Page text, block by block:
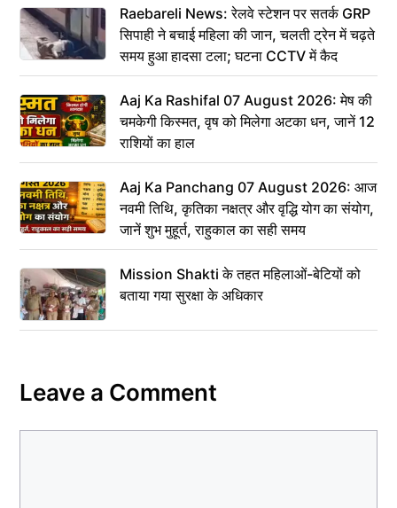
Raebareli News: रेलवे स्टेशन पर सतर्क GRP
सिपाही ने बचाई महिला की जान, चलती ट्रेन में चढ़ते
समय हुआ हादसा टला; घटना CCTV में कैद
Aaj Ka Rashifal 07 August 2026: मेष की
चमकेगी किस्मत, वृष को मिलेगा अटका धन, जानें 12
राशियों का हाल
Aaj Ka Panchang 07 August 2026: आज
नवमी तिथि, कृतिका नक्षत्र और वृद्धि योग का संयोग,
जानें शुभ मुहूर्त, राहुकाल का सही समय
Mission Shakti के तहत महिलाओं-बेटियों को
बताया गया सुरक्षा के अधिकार
Leave a Comment